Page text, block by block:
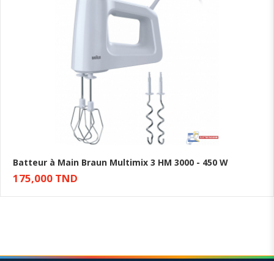
Batteur à Main Braun Multimix 3 HM 3000 - 450 W
175,000 TND